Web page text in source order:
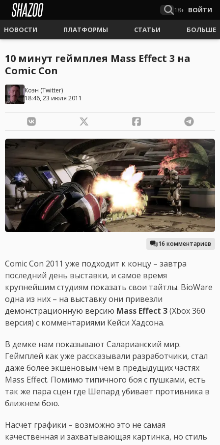
18+ ВОЙТИ
НОВОСТИ ПЛАТФОРМЫ СТАТЬИ БОЛЬШЕ
10 минут геймплея Mass Effect 3 на
Сomic Con
Коэн (Twitter)
18:46, 23 июля 2011
16 комментариев
Comic Con 2011 уже подходит к концу – завтра
последний день выставки, и самое время
крупнейшим студиям показать свои тайтлы. BioWare
одна из них – на выставку они привезли
демонстрационную версию Mass Effect 3(Xbox 360
версия) с комментариями Кейси Хадсона.
В демке нам показывают Саларианский мир.
Геймплей как уже рассказывали разработчики, стал
даже более экшеновым чем в предыдущих частях
Mass Effect. Помимо типичного боя с пушками, есть
так же пара сцен где Шепард убивает противника в
ближнем бою.
Насчет графики – возможно это не самая
качественная и захватывающая картинка, но стиль